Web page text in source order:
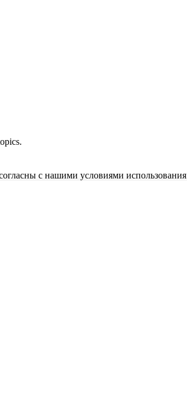
с нашими условиями